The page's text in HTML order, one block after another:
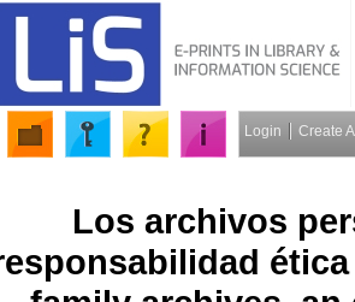
Login Create
Los archivos